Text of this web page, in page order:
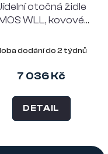
otočná židle
WLL, kovové
látkový potah
dodání do 2 týdnů
7 036 Kč
DETAIL